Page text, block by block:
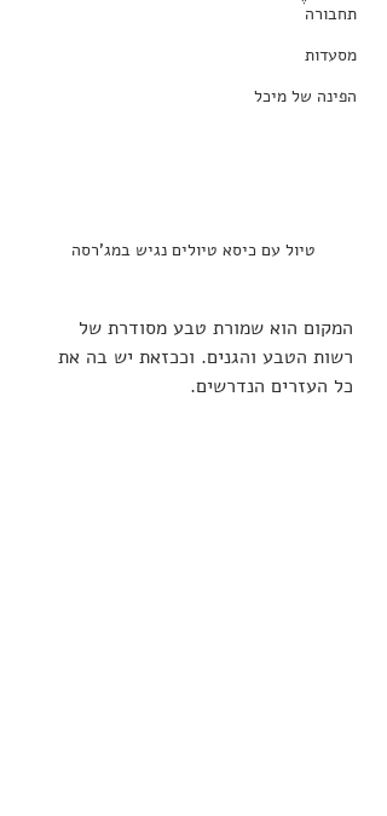
תחבורה
מסעדות
הפינה של מיכל
טיול עם כיסא טיולים נגיש במג'רסה
המקום הוא שמורת טבע מסודרת של
רשות הטבע והגנים. וככזאת יש בה את
כל העזרים הנדרשים.